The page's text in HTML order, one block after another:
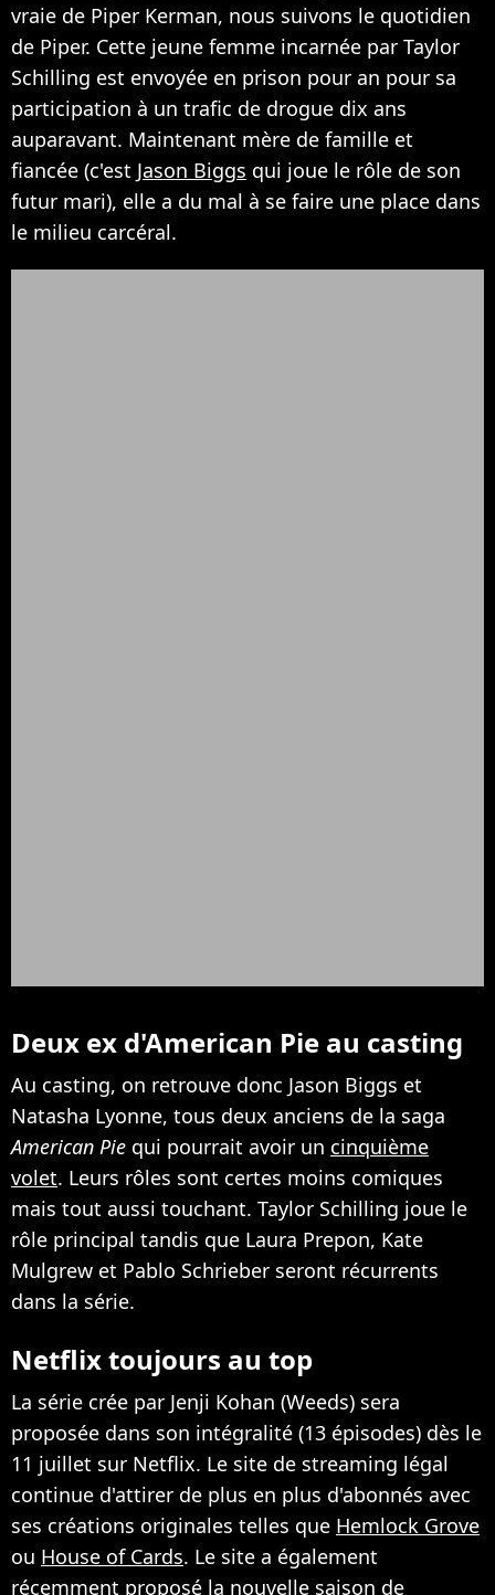
vraie de Piper Kerman, nous suivons le quotidien
de Piper. Cette jeune femme incarnée par Taylor
Schilling est envoyée en prison pour an pour sa
participation à un trafic de drogue dix ans
auparavant. Maintenant mère de famille et
fiancée (c'est Jason Biggs qui joue le rôle de son
futur mari), elle a du mal à se faire une place dans
le milieu carcéral.
Deux ex d'American Pie au casting
Au casting, on retrouve donc Jason Biggs et
Natasha Lyonne, tous deux anciens de la saga
American Pie qui pourrait avoir un cinquième
volet. Leurs rôles sont certes moins comiques
mais tout aussi touchant. Taylor Schilling joue le
rôle principal tandis que Laura Prepon, Kate
Mulgrew et Pablo Schrieber seront récurrents
dans la série.
Netflix toujours au top
La série crée par Jenji Kohan (Weeds) sera
proposée dans son intégralité (13 épisodes) dès le
11 juillet sur Netflix. Le site de streaming légal
continue d'attirer de plus en plus d'abonnés avec
ses créations originales telles que Hemlock Grove
ou House of Cards. Le site a également
récemment proposé la nouvelle saison de